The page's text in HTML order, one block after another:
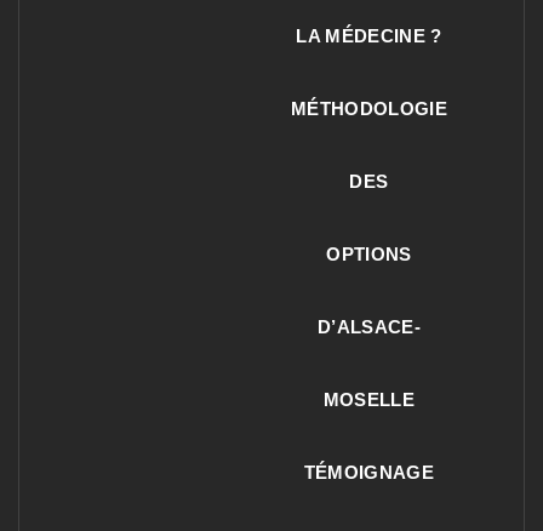
LA MÉDECINE ?
MÉTHODOLOGIE
DES
OPTIONS
D’ALSACE-
MOSELLE
TÉMOIGNAGE